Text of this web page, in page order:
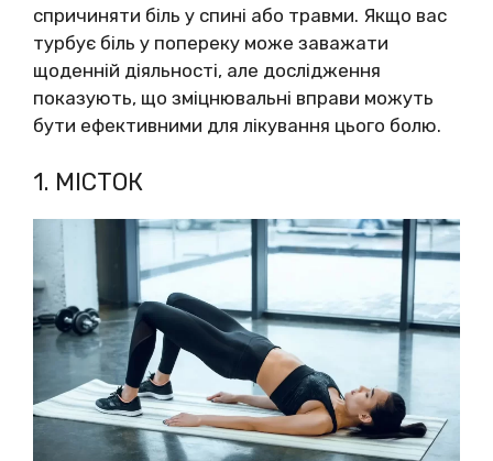
спричиняти біль у спині або травми. Якщо вас
турбує біль у попереку може заважати
щоденній діяльності, але дослідження
показують, що зміцнювальні вправи можуть
бути ефективними для лікування цього болю.
1. МІСТОК